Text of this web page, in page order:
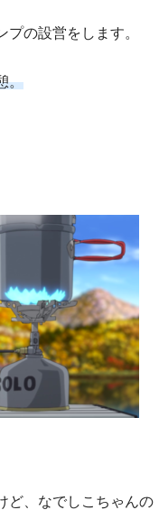
の設営をします。
。
ど、なでしこちゃんの